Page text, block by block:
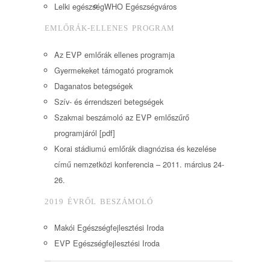
Lelki egészségWHO Egészségváros
EMLŐRÁK-ELLENES PROGRAM
Az EVP emlőrák ellenes programja
Gyermekeket támogató programok
Daganatos betegségek
Szív- és érrendszeri betegségek
Szakmai beszámoló az EVP emlőszűrő
programjáról [pdf]
Korai stádiumú emlőrák diagnózisa és kezelése
című nemzetközi konferencia – 2011. március 24-
26.
2019 ÉVRŐL BESZÁMOLÓ
Makói Egészségfejlesztési Iroda
EVP Egészségfejlesztési Iroda